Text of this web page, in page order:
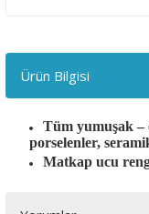
Ürün Bilgisi
Tüm yumuşak –
porselenler,
Matkap ucu